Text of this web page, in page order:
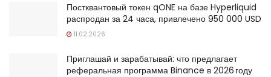
Постквантовый токен qONE на базе Hyperliquid
распродан за 24 часа, привлечено 950 000 USD
11.02.2026
Приглашай и зарабатывай: что предлагает
реферальная программа Binance в 2026 году